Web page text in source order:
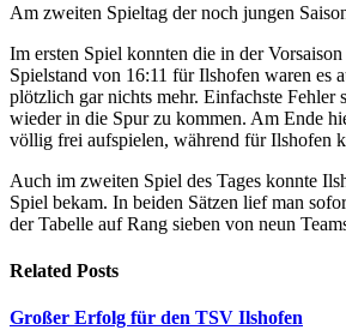
Am zweiten Spieltag der noch jungen
Im ersten Spiel konnten die in der
Spielstand von 16:11 für Ilshofen waren es
plötzlich gar nichts mehr. Einfachste
wieder in die Spur zu kommen. Am Ende
völlig frei aufspielen, während für Ilshofen
Auch im zweiten Spiel des Tages konnte
Spiel bekam. In beiden Sätzen lief man
der Tabelle auf Rang sieben von neun
Related Posts
Großer Erfolg für den TSV Ilshofen